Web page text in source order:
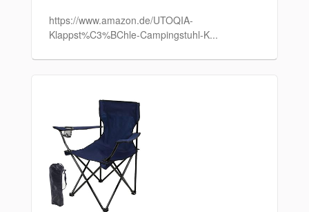
https://www.amazon.de/UTOQIA-
Klappst%C3%BChle-Campingstuhl-K...